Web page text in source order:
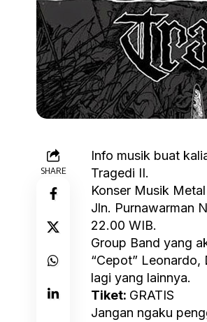
SHARE
Info musik buat
Tragedi II.
Konser Musik
Jln. Purnawarman
22.00 WIB.
Group Band yang
“Cepot” Leonardo,
lagi yang lainnya.
Tiket: GRATIS
Jangan ngaku